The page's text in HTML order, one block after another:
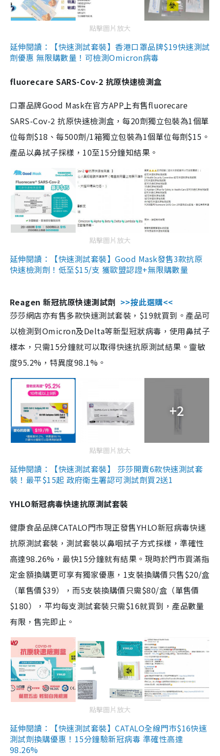
點擊圖片放大
延伸閱讀：【快速測試套裝】香港口罩品牌$19快速測試
劑優惠 無限購數量！可檢測Omicron病毒
fluorecare SARS-Cov-2 抗原快速檢測盒
口罩品牌Good Mask在官方APP上有售fluorecare
SARS-Cov-2 抗原快速檢測盒，每20劑獨立包裝為1個單
位每劑$18、每500劑/1箱獨立包裝為1個單位每劑$15。
產品以鼻拭子採樣，10至15分鐘知結果。
點擊圖片放大
延伸閱讀：【快速測試套裝】Good Mask發售3款抗原
快速檢測劑！低至$15/支 獲歐盟認證+無限購數量
Reagen 新冠抗原快速測試劑 >>按此選購<<
莎莎網店亦有售多款快速測試套裝，$19就買到。產品可
以檢測到Omicron及Delta等新型冠狀病毒，使用鼻拭子
樣本，只需15分鐘就可以取得快速抗原測試結果。靈敏
度95.2%，特異度98.1%。
+2
點擊圖片放大
延伸閱讀：【快速測試套裝】 莎莎開賣6款快速測試套
裝！最平$15起 政府衛生署認可測試劑買2送1
YHLO新冠病毒快速抗原測試套裝
健康食品品牌CATALO門市現正發售YHLO新冠病毒快速
抗原測試套裝，測試套裝以鼻咽拭子方式採樣，準確性
高達98.26%，最快15分鐘就有結果。現時於門市買滿指
定金額換購更可享有獨家優惠，1支裝換購價只售$20/盒
（單售價$39），而5支裝換購價只需$80/盒（單售價
$180），平均每支測試套裝只需$16就買到，產品數量
有限，售完即止。
點擊圖片放大
延伸閱讀：【快速測試套裝】CATALO全線門市$16快速
測試劑換購優惠！15分鐘驗新冠病毒 準確性高達
98.26%